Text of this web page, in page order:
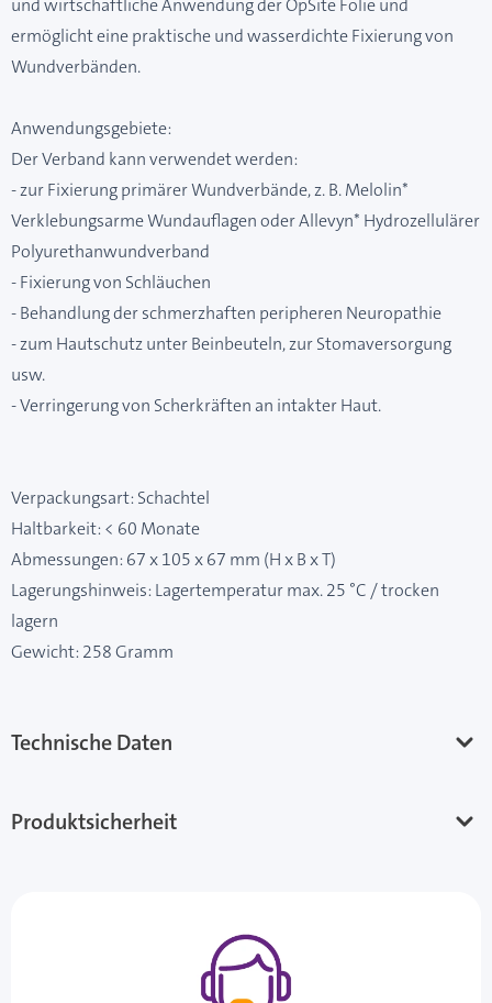
und wirtschaftliche Anwendung der OpSite Folie und
ermöglicht eine praktische und wasserdichte Fixierung von
Wundverbänden.
Anwendungsgebiete:
Der Verband kann verwendet werden:
- zur Fixierung primärer Wundverbände, z. B. Melolin*
Verklebungsarme Wundauflagen oder Allevyn* Hydrozellulärer
Polyurethanwundverband
- Fixierung von Schläuchen
- Behandlung der schmerzhaften peripheren Neuropathie
- zum Hautschutz unter Beinbeuteln, zur Stomaversorgung
usw.
- Verringerung von Scherkräften an intakter Haut.
Verpackungsart: Schachtel
Haltbarkeit: < 60 Monate
Abmessungen: 67 x 105 x 67 mm (H x B x T)
Lagerungshinweis: Lagertemperatur max. 25 °C / trocken
lagern
Gewicht: 258 Gramm
Technische Daten
Produktsicherheit